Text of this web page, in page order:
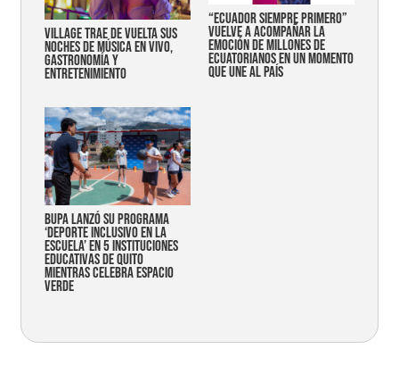
Village trae de vuelta sus
noches de música en vivo,
gastronomía y
entretenimiento
“Ecuador siempre primero”
vuelve a acompañar la
emoción de millones de
ecuatorianos en un momento
que une al país
Bupa lanzó su programa
‘Deporte Inclusivo en la
Escuela’ en 5 instituciones
educativas de Quito
mientras celebra espacio
verde